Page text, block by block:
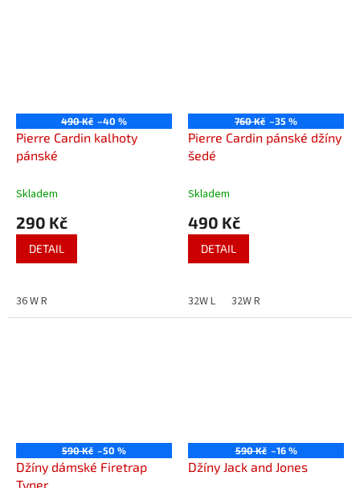
490 Kč –40 %
Pierre Cardin kalhoty
pánské
Skladem
290 Kč
DETAIL
36 W R
760 Kč –35 %
Pierre Cardin pánské džíny
šedé
Skladem
490 Kč
DETAIL
32W L 32W R
590 Kč –50 %
Džíny dámské Firetrap
Tyner
590 Kč –16 %
Džíny Jack and Jones